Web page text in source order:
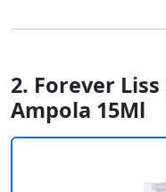
2. Forever
Ampola 15Ml